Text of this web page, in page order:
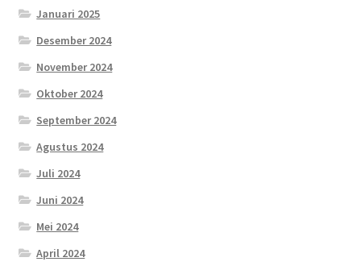
Januari 2025
Desember 2024
November 2024
Oktober 2024
September 2024
Agustus 2024
Juli 2024
Juni 2024
Mei 2024
April 2024